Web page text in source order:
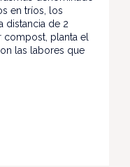
en tríos, los
distancia de 2
compost, planta el
las labores que